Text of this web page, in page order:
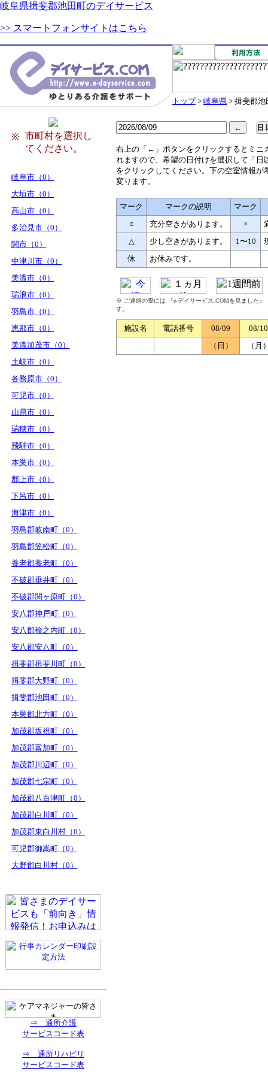
岐阜県揖斐郡池田町のデイサービス
>> スマートフォンサイトはこちら
トップ> 岐阜県 > 揖斐郡池
※
市町村を選択し
てください。
岐阜市（0）
大垣市（0）
高山市（0）
多治見市（0）
関市（0）
中津川市（0）
美濃市（0）
瑞浪市（0）
羽島市（0）
恵那市（0）
美濃加茂市（0）
土岐市（0）
各務原市（0）
可児市（0）
山県市（0）
瑞穂市（0）
飛騨市（0）
本巣市（0）
郡上市（0）
下呂市（0）
海津市（0）
羽島郡岐南町（0）
羽島郡笠松町（0）
養老郡養老町（0）
不破郡垂井町（0）
不破郡関ヶ原町（0）
安八郡神戸町（0）
安八郡輪之内町（0）
安八郡安八町（0）
揖斐郡揖斐川町（0）
揖斐郡大野町（0）
揖斐郡池田町（0）
本巣郡北方町（0）
加茂郡坂祝町（0）
加茂郡富加町（0）
加茂郡川辺町（0）
加茂郡七宗町（0）
加茂郡八百津町（0）
加茂郡白川町（0）
加茂郡東白川村（0）
可児郡御嵩町（0）
大野郡白川村（0）
⇒ 通所介護
サービスコード表
⇒ 通所リハビリ
サービスコード表
右上の「←」ボタンをクリックするとミニ
れますので、希望の日付けを選択して「日
をクリックしてください。下の空室情報が
変ります。
マーク マークの説明
マーク
○
充分空きがあります。 ×
△
少し空きがあります。 1〜10
休
お休みです。
※ ご連絡の際には 『e-デイサービス.COMを見ました
す。
施設名 電話番号 08/09
08/10
（日）
（月